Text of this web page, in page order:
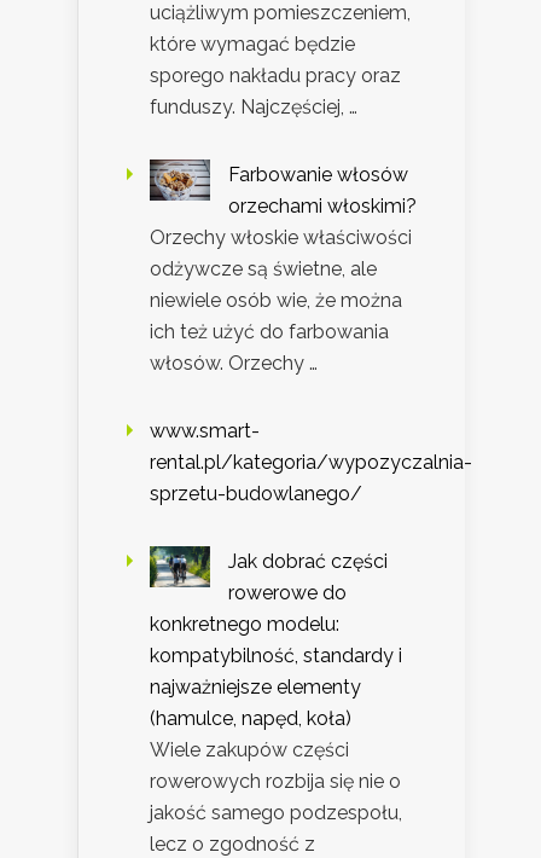
uciążliwym pomieszczeniem,
które wymagać będzie
sporego nakładu pracy oraz
funduszy. Najczęściej, …
Farbowanie włosów
orzechami włoskimi?
Orzechy włoskie właściwości
odżywcze są świetne, ale
niewiele osób wie, że można
ich też użyć do farbowania
włosów. Orzechy …
www.smart-
rental.pl/kategoria/wypozyczalnia-
sprzetu-budowlanego/
Jak dobrać części
rowerowe do
konkretnego modelu:
kompatybilność, standardy i
najważniejsze elementy
(hamulce, napęd, koła)
Wiele zakupów części
rowerowych rozbija się nie o
jakość samego podzespołu,
lecz o zgodność z